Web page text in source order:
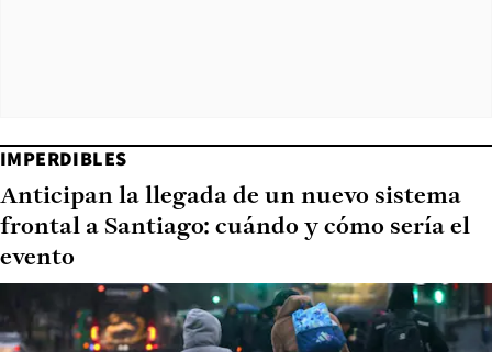
IMPERDIBLES
Anticipan la llegada de un nuevo sistema
frontal a Santiago: cuándo y cómo sería el
evento